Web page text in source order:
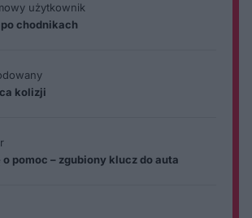
użytkownik
chodnikach
kolizji
o pomoc – zgubiony klucz do auta